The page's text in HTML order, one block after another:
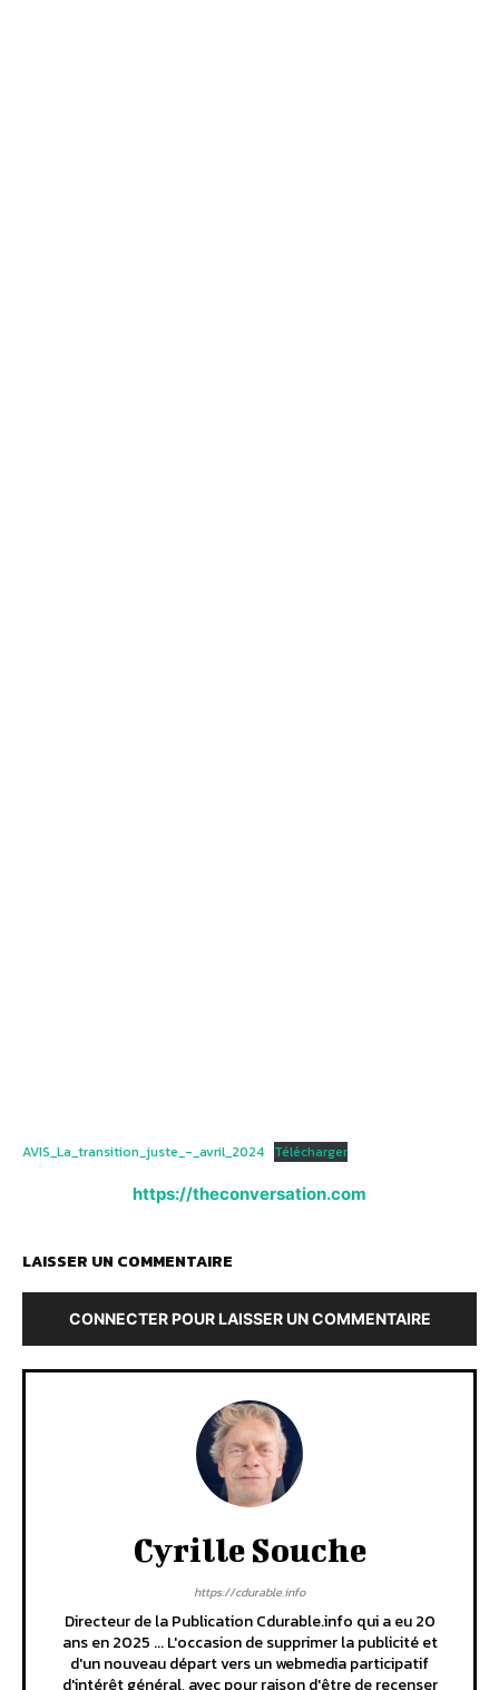
AVIS_La_transition_juste_-_avril_2024 Télécharger
https://theconversation.com
LAISSER UN COMMENTAIRE
CONNECTER POUR LAISSER UN COMMENTAIRE
Cyrille Souche
https://cdurable.info
Directeur de la Publication Cdurable.info qui a eu 20
ans en 2025 ... L'occasion de supprimer la publicité et
d'un nouveau départ vers un webmedia participatif
d'intérêt général, avec pour raison d'être de recenser